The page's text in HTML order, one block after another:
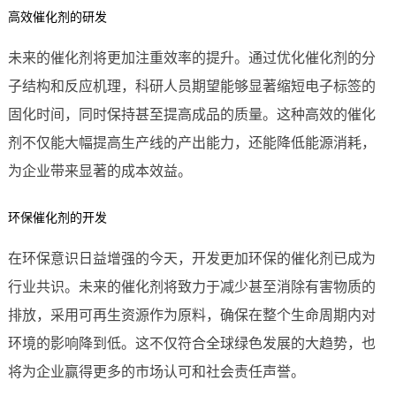
高效催化剂的研发
未来的催化剂将更加注重效率的提升。通过优化催化剂的分
子结构和反应机理，科研人员期望能够显著缩短电子标签的
固化时间，同时保持甚至提高成品的质量。这种高效的催化
剂不仅能大幅提高生产线的产出能力，还能降低能源消耗，
为企业带来显著的成本效益。
环保催化剂的开发
在环保意识日益增强的今天，开发更加环保的催化剂已成为
行业共识。未来的催化剂将致力于减少甚至消除有害物质的
排放，采用可再生资源作为原料，确保在整个生命周期内对
环境的影响降到低。这不仅符合全球绿色发展的大趋势，也
将为企业赢得更多的市场认可和社会责任声誉。